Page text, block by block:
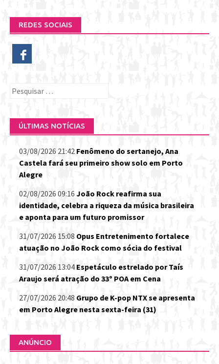
REDES SOCIAIS
Pesquisar
ÚLTIMAS NOTÍCIAS
03/08/2026 21:42 Fenômeno do sertanejo, Ana
Castela fará seu primeiro show solo em Porto
Alegre
02/08/2026 09:16 João Rock reafirma sua
identidade, celebra a riqueza da música brasileira
e aponta para um futuro promissor
31/07/2026 15:08 Opus Entretenimento fortalece
atuação no João Rock como sócia do festival
31/07/2026 13:04 Espetáculo estrelado por Taís
Araujo será atração do 33º POA em Cena
27/07/2026 20:48 Grupo de K-pop NTX se apresenta
em Porto Alegre nesta sexta-feira (31)
ANÚNCIO